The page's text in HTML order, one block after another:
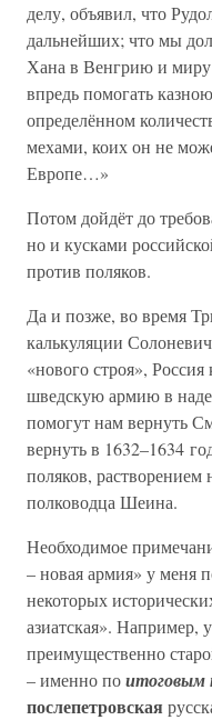
делу, объявил, что
дальнейших; что мы
Хана в Венгрию и
впредь помогать
определённом
мехами, коих он не
Европе…»
Потом дойдёт до
но и кусками
против поляков.
Да и позже, во время
калькуляции
«нового строя»,
шведскую армию в
помогут нам вернуть
вернуть в 1632–1634
поляков,
полководца Шеина.
Необходимое
– новая армия» у меня
некоторых
азиатская». Например,
преимущественно
– именно поитоговым
послепетровская